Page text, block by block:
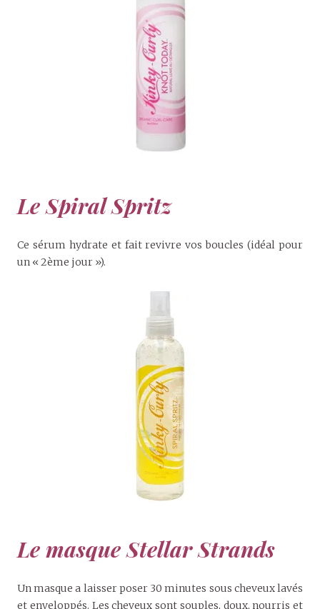
Le Spiral Spritz
Ce sérum hydrate et fait revivre vos boucles (idéal pour
un « 2ème jour »).
Le masque Stellar Strands
Un masque a laisser poser 30 minutes sous cheveux lavés
et enveloppés. Les cheveux sont souples, doux, nourris et